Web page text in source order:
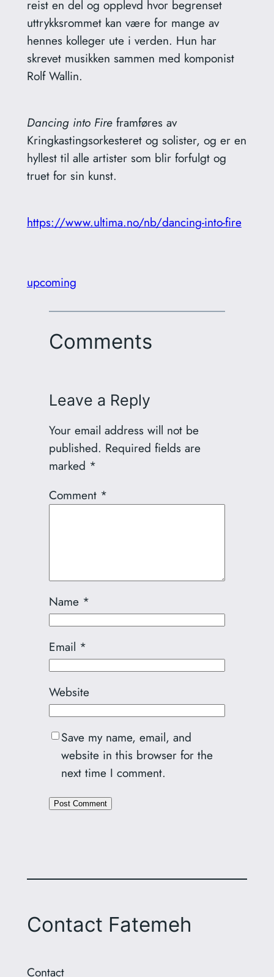
reist en del og opplevd hvor begrenset
uttrykksrommet kan være for mange av
hennes kolleger ute i verden. Hun har
skrevet musikken sammen med komponist
Rolf Wallin.
Dancing into Fireframføres av
Kringkastingsorkesteret og solister, og er en
hyllest til alle artister som blir forfulgt og
truet for sin kunst.
https://www.ultima.no/nb/dancing-into-fire
upcoming
Comments
Leave a Reply
Your email address will not be
published. Required fields are
marked *
Comment *
Name *
Email *
Website
Save my name, email, and
website in this browser for the
next time I comment.
Contact Fatemeh
Contact